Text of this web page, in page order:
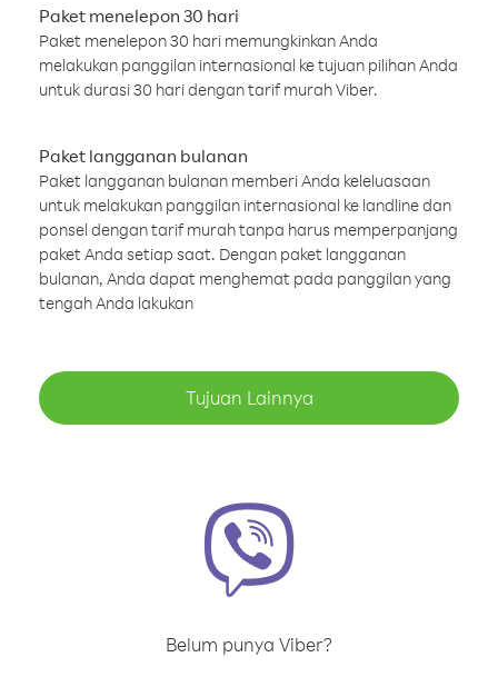
Paket menelepon 30 hari
Paket menelepon 30 hari memungkinkan Anda
melakukan panggilan internasional ke tujuan pilihan Anda
untuk durasi 30 hari dengan tarif murah Viber.
Paket langganan bulanan
Paket langganan bulanan memberi Anda keleluasaan
untuk melakukan panggilan internasional ke landline dan
ponsel dengan tarif murah tanpa harus memperpanjang
paket Anda setiap saat. Dengan paket langganan
bulanan, Anda dapat menghemat pada panggilan yang
tengah Anda lakukan
Tujuan Lainnya
Belum punya Viber?